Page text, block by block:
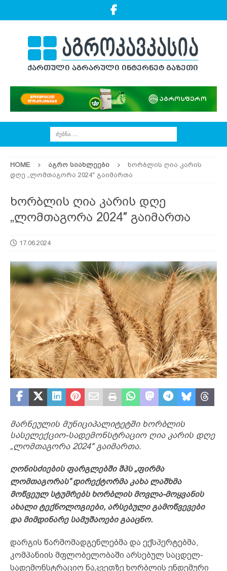
HOME ᲐᲒᲠᲝ ᲡᲘᲐᲮᲚᲔᲔᲑᲘ
ხორბლის ღია კარის
დღე „ლომთაგორა 2024″ გაიმართა
ხორბლის ღია კარის დღე
„ლომთაგორა 2024″ გაიმართა
17.06.2024
მარნეულის მუნიციპალიტეტში ხორბლის
სასელექციო-სადემონსტრაციო ღია კარის დღე
„ლომთაგორა 2024″ გაიმართა.
ღონისძიების ფარგლებში შპს „ფირმა
ლომთაგორას” დირექტორმა კახა ლაშხმა
მოწვეულ სტუმრებს ხორბლის მოვლა-მოყვანის
ახალი ტექნოლოგიები, არსებული გამოწვევები
და მიმდინარე სამუშაოები გააცნო.
დარგის წარმომადგენლებმა და ექსპერტებმა,
კომპანიის მფლობელობაში არსებულ საცდელ-
სადემონსტრაციო ნაკვეთზე ხორბლის ენდემური